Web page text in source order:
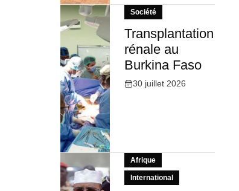
Société
Transplantation
rénale au
Burkina Faso
30 juillet 2026
Afrique
International